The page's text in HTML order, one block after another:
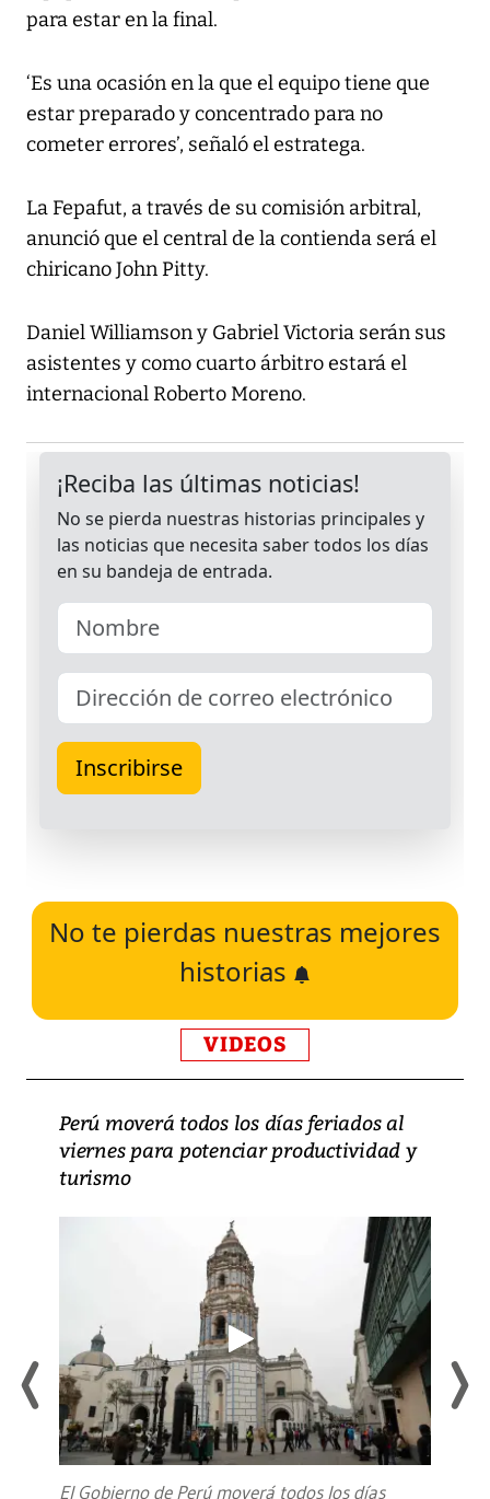
para estar en la final.
‘Es una ocasión en la que el equipo tiene que
estar preparado y concentrado para no
cometer errores’, señaló el estratega.
La Fepafut, a través de su comisión arbitral,
anunció que el central de la contienda será el
chiricano John Pitty.
Daniel Williamson y Gabriel Victoria serán sus
asistentes y como cuarto árbitro estará el
internacional Roberto Moreno.
No te pierdas nuestras mejores
historias
VIDEOS
Perú moverá todos los días feriados al
viernes para potenciar productividad y
turismo
El Gobierno de Perú moverá todos los días